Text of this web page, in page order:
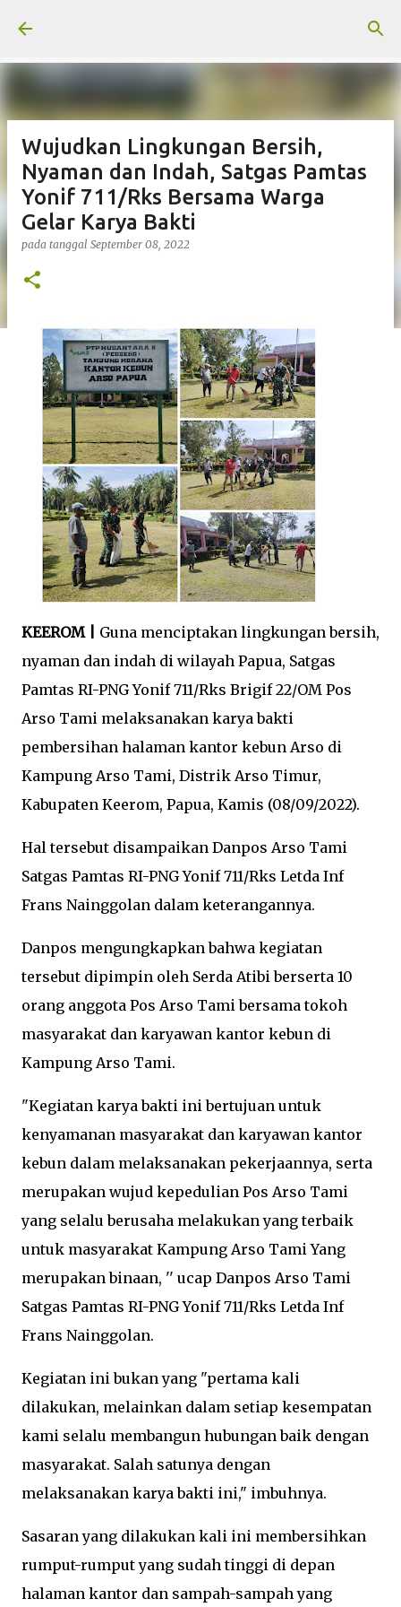
Wujudkan Lingkungan Bersih,
Nyaman dan Indah, Satgas Pamtas
Yonif 711/Rks Bersama Warga
Gelar Karya Bakti
pada tanggal September 08, 2022
KEEROM | Guna menciptakan lingkungan bersih,
nyaman dan indah di wilayah Papua, Satgas
Pamtas RI-PNG Yonif 711/Rks Brigif 22/OM Pos
Arso Tami melaksanakan karya bakti
pembersihan halaman kantor kebun Arso di
Kampung Arso Tami, Distrik Arso Timur,
Kabupaten Keerom, Papua, Kamis (08/09/2022).
Hal tersebut disampaikan Danpos Arso Tami
Satgas Pamtas RI-PNG Yonif 711/Rks Letda Inf
Frans Nainggolan dalam keterangannya.
Danpos mengungkapkan bahwa kegiatan
tersebut dipimpin oleh Serda Atibi berserta 10
orang anggota Pos Arso Tami bersama tokoh
masyarakat dan karyawan kantor kebun di
Kampung Arso Tami.
"Kegiatan karya bakti ini bertujuan untuk
kenyamanan masyarakat dan karyawan kantor
kebun dalam melaksanakan pekerjaannya, serta
merupakan wujud kepedulian Pos Arso Tami
yang selalu berusaha melakukan yang terbaik
untuk masyarakat Kampung Arso Tami Yang
merupakan binaan, '' ucap Danpos Arso Tami
Satgas Pamtas RI-PNG Yonif 711/Rks Letda Inf
Frans Nainggolan.
Kegiatan ini bukan yang "pertama kali
dilakukan, melainkan dalam setiap kesempatan
kami selalu membangun hubungan baik dengan
masyarakat. Salah satunya dengan
melaksanakan karya bakti ini," imbuhnya.
Sasaran yang dilakukan kali ini membersihkan
rumput-rumput yang sudah tinggi di depan
halaman kantor dan sampah-sampah yang